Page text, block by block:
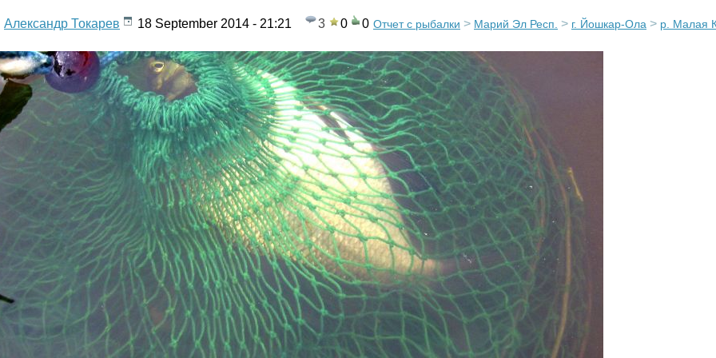
Александр Токарев 18 September 2014 - 21:21 3 0 0 Отчет с рыбалки > Марий Эл Респ. > г. Йошкар-Ола > р. Малая